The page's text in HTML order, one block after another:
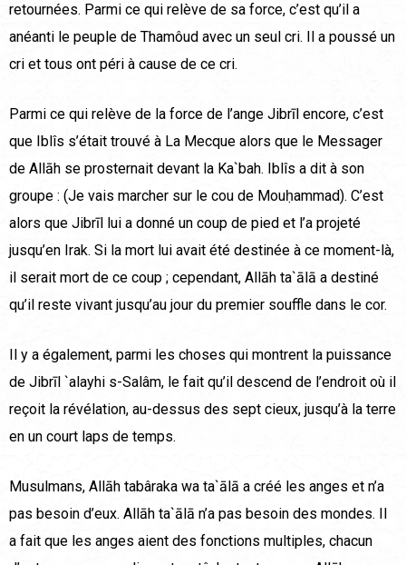
retournées. Parmi ce qui relève de sa force, c’est qu’il a
anéanti le peuple de Thamôud avec un seul cri. Il a poussé un
cri et tous ont péri à cause de ce cri.
Parmi ce qui relève de la force de l’ange Jibrīl encore, c’est
que Iblîs s’était trouvé à La Mecque alors que le Messager
de Allāh se prosternait devant la Ka`bah. Iblîs a dit à son
groupe : (Je vais marcher sur le cou de Mouḥammad). C’est
alors que Jibrīl lui a donné un coup de pied et l’a projeté
jusqu’en Irak. Si la mort lui avait été destinée à ce moment-là,
il serait mort de ce coup ; cependant, Allāh ta`ālā a destiné
qu’il reste vivant jusqu’au jour du premier souffle dans le cor.
Il y a également, parmi les choses qui montrent la puissance
de Jibrīl `alayhi s-Salâm, le fait qu’il descend de l’endroit où il
reçoit la révélation, au-dessus des sept cieux, jusqu’à la terre
en un court laps de temps.
Musulmans, Allāh tabâraka wa ta`ālā a créé les anges et n’a
pas besoin d’eux. Allāh ta`ālā n’a pas besoin des mondes. Il
a fait que les anges aient des fonctions multiples, chacun